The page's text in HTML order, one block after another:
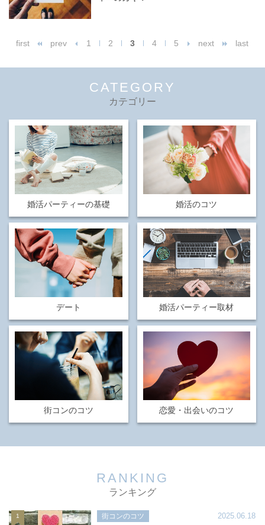
first prev 1 2 3 4 5 next last
CATEGORY
カテゴリー
婚活パーティーの基礎 婚活のコツ
デート 婚活パーティー取材
街コンのコツ 恋愛・出会いのコツ
RANKING
ランキング
1 街コンのコツ 2025.06.18